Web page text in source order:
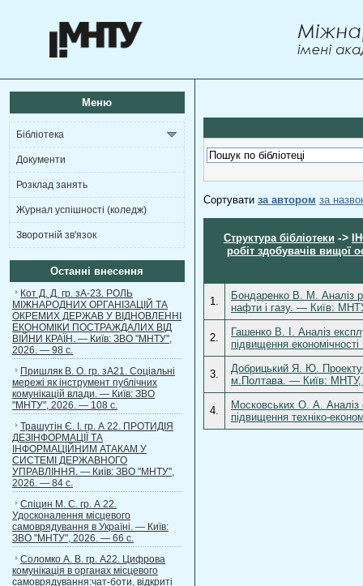
Меню
Бібліотека
Документи
Розклад занять
Журнал успішності (коледж)
Зворотній зв'язок
Останні внесення
Кот Д. Д. гр. зА-23. РОЛЬ
МІЖНАРОДНИХ ОРГАНІЗАЦІЙ ТА
ОКРЕМИХ ДЕРЖАВ У ВІДНОВЛЕННІ
ЕКОНОМІКИ ПОСТРАЖДАЛИХ ВІД
ВІЙНИ КРАЇН. — Київ: ЗВО "МНТУ",
2026. — 98 с.
Пришляк В. О. гр. зА21. Соціальні
мережі як інструмент публічних
комунікацій влади. — Київ: ЗВО
"МНТУ", 2026. — 108 с.
Трашутін Є. І. гр. А 22. ПРОТИДІЯ
ДЕЗІНФОРМАЦІЇ ТА
ІНФОРМАЦІЙНИМ АТАКАМ У
СИСТЕМІ ДЕРЖАВНОГО
УПРАВЛІННЯ. — Київ: ЗВО "МНТУ",
2026. — 84 с.
Спіцин М. С. гр. А 22.
Удосконалення місцевого
самоврядування в Україні. — Київ:
ЗВО "МНТУ", 2026. — 66 с.
Соломко А. В. гр. А22. Цифрова
комунікація в органах місцевого
самоврядування:чат-боти, відкриті
Сортувати за автором за
Структура бібліотеки ->
робіт здобувачів вищої
1.
Бондаренко В. М. Аналіз
нафти і газу. — Київ:
2.
Гашенко В. І. Аналіз
підвищення
3.
Добрицький Я. Ю.
м.Полтава. — Київ:
4.
Московських О. А. Аналіз
підвищення техніко-